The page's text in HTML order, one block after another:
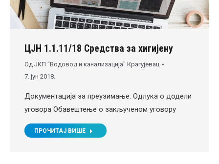
ЦЈН 1.1.11/18 Средства за хигијену
Од ЈКП "Водовод и канализација" Крагујевац
7. јун 2018.
Документација за преузимање: Одлука о додели
уговора Обавештење о закљученом уговору
ПРОЧИТАЈ ВИШЕ